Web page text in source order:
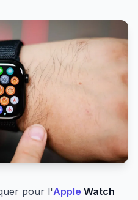
pour l'Apple Watch